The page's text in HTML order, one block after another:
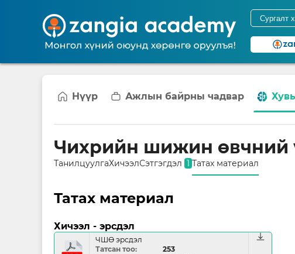
Нүүр Ажлын байрны чадвар
Чихрийн шижин өвчний
ТанилцуулгаХичээлСэтгэгдэл 1 Татах материал
Татах материал
Хичээл - эрсдэл
ЧШӨ эрсдэл
Татсан тоо
253
download